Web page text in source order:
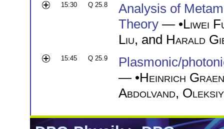
15:30 Q 25.8
Analysis of
Theory — •Liwei
Liu, and Harald
15:45 Q 25.9
Plasmonic/
— •Heinrich
Abdolvand,